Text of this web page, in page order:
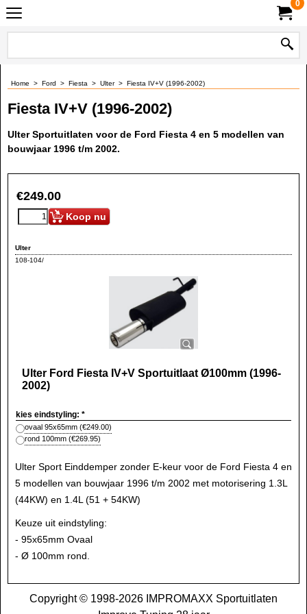
0
Home > Ford > Fiesta > Ulter> Fiesta IV+V (1996-2002)
Fiesta IV+V (1996-2002)
Ulter Sportuitlaten voor de Ford Fiesta 4 en 5 modellen van
bouwjaar 1996 t/m 2002.
€249.00
Koop nu
Ulter
108-104/
Ulter Ford Fiesta IV+V Sportuitlaat Ø100mm (1996-
2002)
kies eindstyling: *
ovaal 95x65mm (€249.00)
rond 100mm (€269.95)
Ulter Sport Einddemper zonder E-keur voor de Ford Fiesta 4 en
5 modellen van bouwjaar 1996 t/m 2002 met motorisering 1.3L
(44KW) en 1.4L (51 + 54KW)
Keuze uit eindstyling:
- 95x65mm Ovaal
- Ø 100mm rond.
Copyright © 1998-2026 IMPROMAXX Sportuitlaten